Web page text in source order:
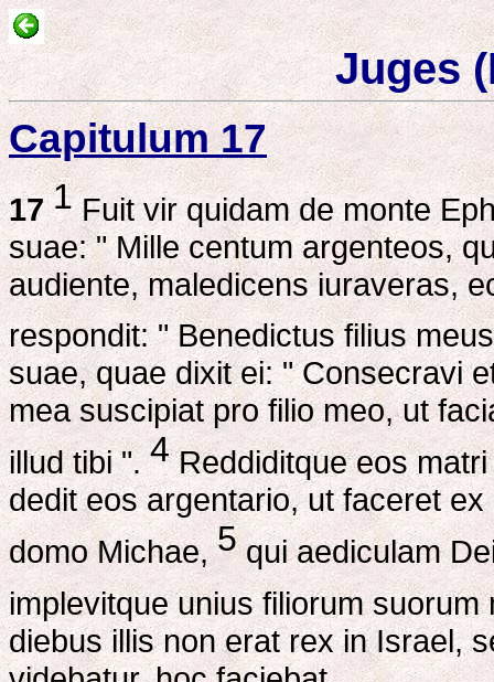
Juges
Capitulum 17
17 1Fuit vir quidam de monte
suae: " Mille centum argenteos,
audiente, maledicens iuraveras,
respondit: " Benedictus filius
suae, quae dixit ei: " Consecravi
mea suscipiat pro filio meo, ut
illud tibi ".4Reddiditque eos
dedit eos argentario, ut faceret
domo Michae,5qui aediculam
implevitque unius filiorum
diebus illis non erat rex in Israel,